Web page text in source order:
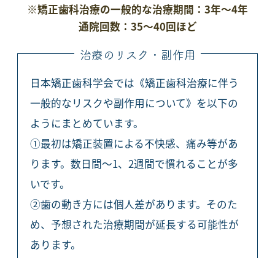
※矯正歯科治療の一般的な治療期間：3年～4年
通院回数：35～40回ほど
治療のリスク・副作用
日本矯正歯科学会では《矯正歯科治療に伴う
一般的なリスクや副作用について》を以下の
ようにまとめています。
①最初は矯正装置による不快感、痛み等があ
ります。数日間～1、2週間で慣れることが多
いです。
②歯の動き方には個人差があります。そのた
め、予想された治療期間が延長する可能性が
あります。